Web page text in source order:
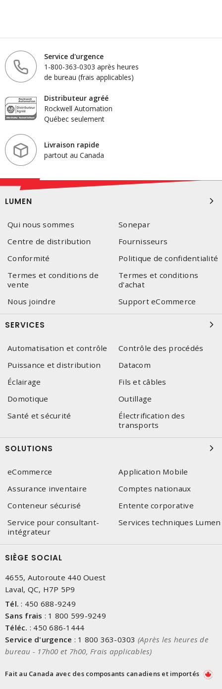
Service d'urgence
1-800-363-0303 après heures
de bureau (frais applicables)
Distributeur agréé
Rockwell Automation
Québec seulement
Livraison rapide
partout au Canada
LUMEN
Qui nous sommes
Sonepar
Centre de distribution
Fournisseurs
Conformité
Politique de confidentialité
Termes et conditions de
vente
Termes et conditions
d'achat
Nous joindre
Support eCommerce
SERVICES
Automatisation et contrôle
Contrôle des procédés
Puissance et distribution
Datacom
Éclairage
Fils et câbles
Domotique
Outillage
Santé et sécurité
Électrification des
transports
SOLUTIONS
eCommerce
Application Mobile
Assurance inventaire
Comptes nationaux
Conteneur sécurisé
Entente corporative
Service pour consultant-
intégrateur
Services techniques Lumen
SIÈGE SOCIAL
4655, Autoroute 440 Ouest
Laval, QC, H7P 5P9
Tél. : 450 688-9249
Sans frais : 1 800 599-9249
Téléc. : 450 686-1444
Service d'urgence : 1 800 363-0303 (Après les heures de
bureau - 17h00 et 7h00, Frais applicables)
Fait au Canada avec des composants canadiens et importés